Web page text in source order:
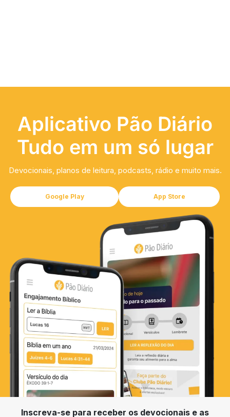
Aplicativo Pão Diário
Tudo em um só lugar
Devocionais, planos de leitura, podcasts, rádio e muito mais.
Google Play App Store
Inscreva-se para receber os devocionais e as